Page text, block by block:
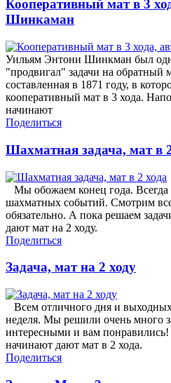
Кооперативный мат в 3
Шинкаман
Уильям Энтони Шинкман был
"продвигал" задачи на обратный
составленная в 1871 году, в
кооперативный мат в 3 хода.
начинают
Поделиться
Шахматная задача, мат в
Мы обожаем конец года. Всегда
шахматных событий. Смотрим
обязательно. А пока решаем
дают мат на 2 ходу.
Поделиться
Задача, мат на 2 ходу
Всем отличного дня и
неделя. Мы решили очень много
интересными и вам
начинают дают мат в 2 хода.
Поделиться